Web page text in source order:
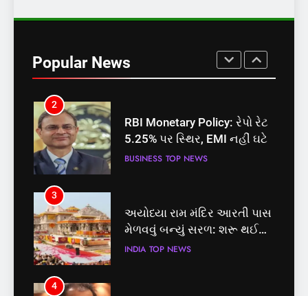
Popular News
બેઠક પરથી પવન પાંડેને 2027
માટે બનાવાયા ઉમેદવાર
INDIA
2
RBI Monetary Policy: રેપો રેટ
5.25% પર સ્થિર, EMI નહીં ઘટે
BUSINESS TOP NEWS
3
અયોધ્યા રામ મંદિર આરતી પાસ
મેળવવું બન્યું સરળ: શરૂ થઈ
તત્કાલ સુવિધા, જાણો સંપૂર્ણ
INDIA TOP NEWS
4